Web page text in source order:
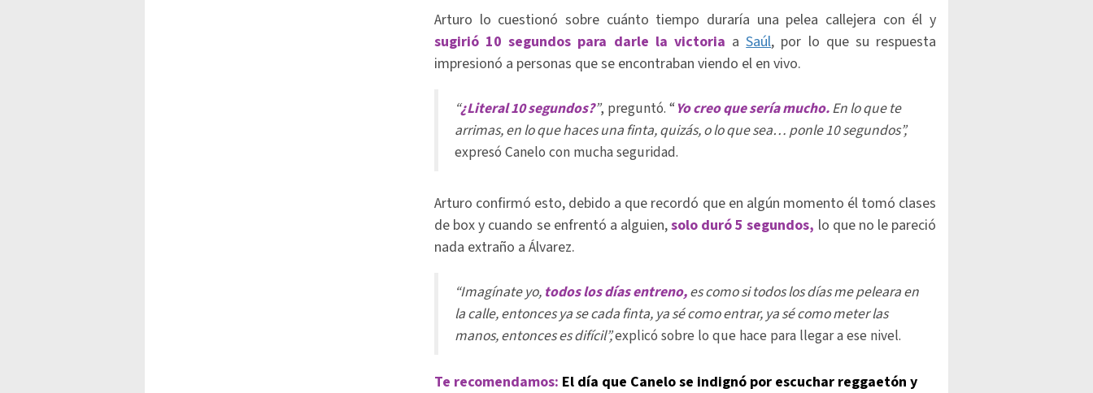
Arturo lo cuestionó sobre cuánto tiempo duraría una pelea callejera con él y
sugirió 10 segundos para darle la victoria aSaúl, por lo que su respuesta
impresionó a personas que se encontraban viendo el en vivo.
“¿Literal 10 segundos?”, preguntó. “Yo creo que sería mucho.En lo que te
arrimas, en lo que haces una finta, quizás, o lo que sea… ponle 10 segundos”,
expresó Canelo con mucha seguridad.
Arturo confirmó esto, debido a que recordó que en algún momento él tomó clases
de box y cuando se enfrentó a alguien,solo duró 5 segundos, lo que no le pareció
nada extraño a Álvarez.
“Imagínate yo, todos los días entreno,es como si todos los días me peleara en
la calle, entonces ya se cada finta, ya sé como entrar, ya sé como meter las
manos, entonces es difícil”,explicó sobre lo que hace para llegar a ese nivel.
Te recomendamos: El día que Canelo se indignó por escuchar reggaetón y